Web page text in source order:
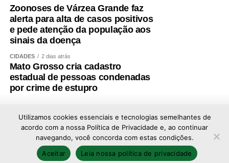
Zoonoses de Várzea Grande faz
alerta para alta de casos positivos
e pede atenção da população aos
sinais da doença
CIDADES 2 dias atrás
Mato Grosso cria cadastro
estadual de pessoas condenadas
por crime de estupro
Copyright © 2026 - Todos os direitos reservados ao
portal Afolhanews
Utilizamos cookies essenciais e tecnologias semelhantes de
acordo com a nossa Política de Privacidade e, ao continuar
navegando, você concorda com estas condições.
Aceitar
Leia nossa política de privacidade